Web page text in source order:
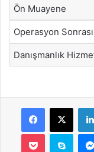
Ön Muayene
Operasyon Sonrası
Danışmanlık
Facebook
X
Pocket